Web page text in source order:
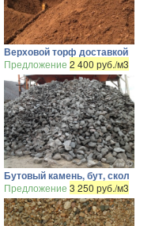
Верховой торф доставкой
Предложение 2 400 руб./м3
Бутовый камень, бут, скол
Предложение 3 250 руб./м3